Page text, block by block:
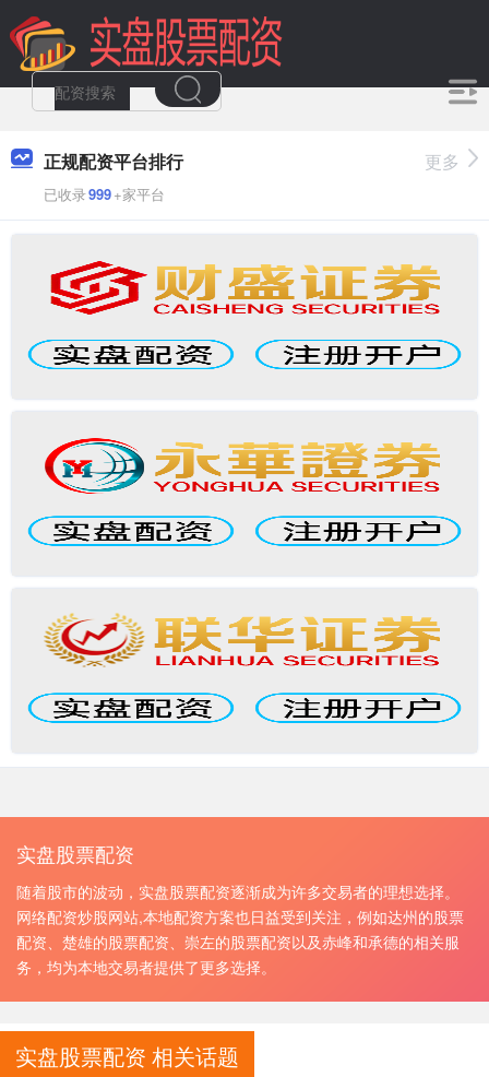
正规配资平台排行
已收录999+家平台
更多
实盘股票配资
随着股市的波动，实盘股票配资逐渐成为许多交易者的理想选择。
网络配资炒股网站,本地配资方案也日益受到关注，例如达州的股票
配资、楚雄的股票配资、崇左的股票配资以及赤峰和承德的相关服
务，均为本地交易者提供了更多选择。
实盘股票配资 相关话题